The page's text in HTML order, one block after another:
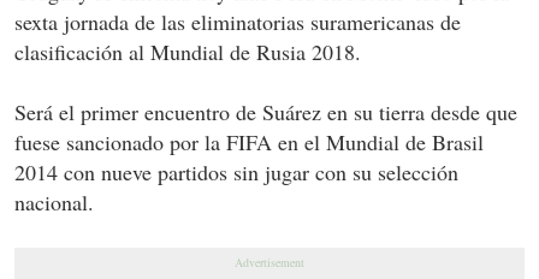
sexta jornada de las eliminatorias suramericanas de
clasificación al Mundial de Rusia 2018.
Será el primer encuentro de Suárez en su tierra desde que
fuese sancionado por la FIFA en el Mundial de Brasil
2014 con nueve partidos sin jugar con su selección
nacional.